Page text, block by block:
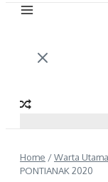
Home /Warta Utama
PONTIANAK 2020